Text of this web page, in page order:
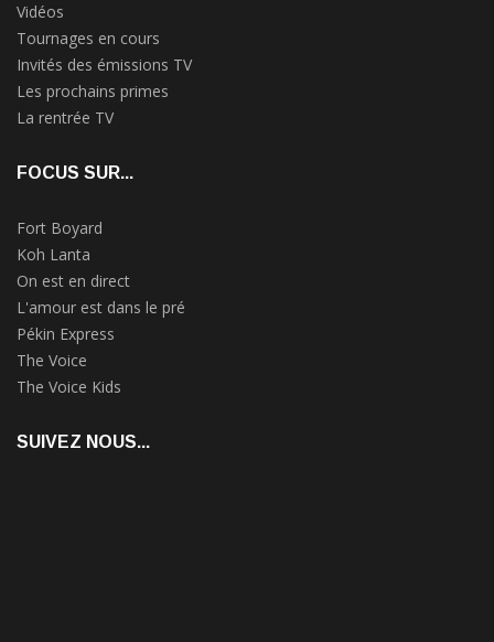
Vidéos
Tournages en cours
Invités des émissions TV
Les prochains primes
La rentrée TV
FOCUS SUR...
Fort Boyard
Koh Lanta
On est en direct
L'amour est dans le pré
Pékin Express
The Voice
The Voice Kids
SUIVEZ NOUS...